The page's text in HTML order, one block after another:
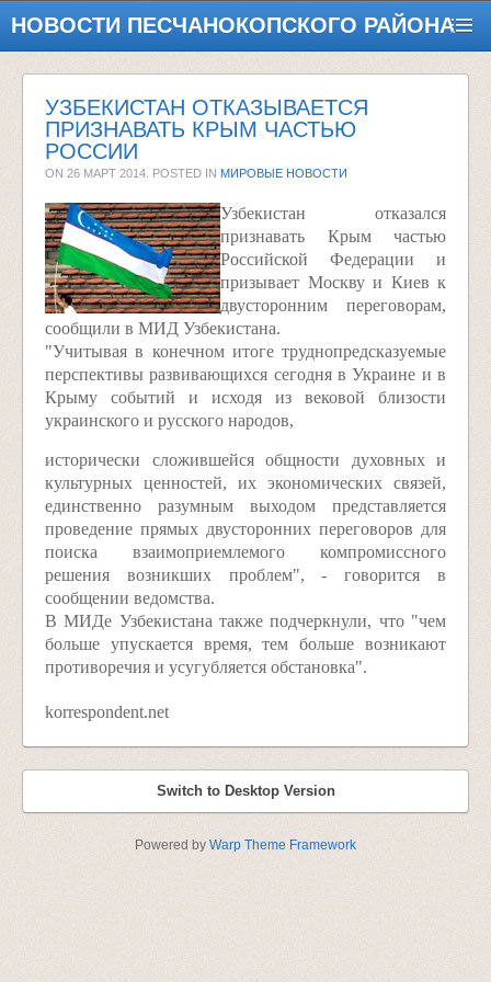
НОВОСТИ ПЕСЧАНОКОПСКОГО РАЙОНА
УЗБЕКИСТАН ОТКАЗЫВАЕТСЯ
ПРИЗНАВАТЬ КРЫМ ЧАСТЬЮ
РОССИИ
ON 26 МАРТ 2014 . POSTED IN МИРОВЫЕ НОВОСТИ
Узбекистан отказался
признавать Крым частью
Российской Федерации и
призывает Москву и Киев к
двусторонним переговорам,
сообщили в МИД Узбекистана.
"Учитывая в конечном итоге труднопредсказуемые
перспективы развивающихся сегодня в Украине и в
Крыму событий и исходя из вековой близости
украинского и русского народов,
исторически сложившейся общности духовных и
культурных ценностей, их экономических связей,
единственно разумным выходом представляется
проведение прямых двусторонних переговоров для
поиска взаимоприемлемого компромиссного
решения возникших проблем", - говорится в
сообщении ведомства.
В МИДе Узбекистана также подчеркнули, что "чем
больше упускается время, тем больше возникают
противоречия и усугубляется обстановка".
korrespondent.net
Switch to Desktop Version
Powered by Warp Theme Framework